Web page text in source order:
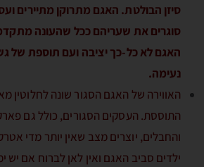
סיזן הבולטת. האגם מתרוקן מתיירים
סוגרים את שעריהם ככל שהעונה
האגם לא כל-כך יציבה ועם תוספת של
נעימה.
האווירה של האגם הסגור שונה לחלוטין
התוססת. העסקים הסגורים, כולל גם
והחבלים, יוצרים מצב שאין יותר מדי
ילדים סביב האגם ואין לאן לברוח אם יש